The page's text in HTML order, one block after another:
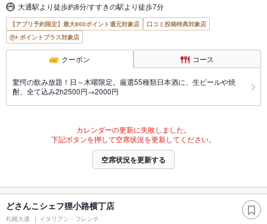
大通駅より徒歩約8分/すすきの駅より徒歩7分
【アプリ予約限定】最大800ポイント還元対象店
口コミ投稿特典対象店
ポイントプラス対象店
クーポン コース
驚愕の飲み放題！日～木曜限定。厳選55種類日本酒に、生ビールや焼
酎、全て込み2h2500円→2000円
カレンダーの更新に失敗しました。
下記ボタンを押して空席状況を更新してください。
空席状況を更新する
どさんこシェフ狸小路横丁店
札幌大通 イタリアン・フレンチ